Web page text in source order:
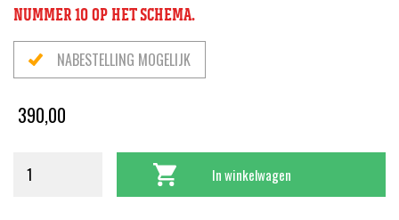
NUMMER 10 OP HET SCHEMA.
NABESTELLING MOGELIJK
390,00
In winkelwagen